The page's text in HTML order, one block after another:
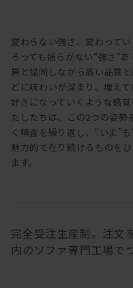
変わらない強さ、変わって
ろっても揺らがない“強さ”
房と協同しながら高い品質
どに味わいが深まり、増え
好きになっていくような感
たしたちは、この2つの姿勢
く精査を繰り返し、“いま”
魅力的で在り続けるものを
ます。
完全受注生産制。注文
内のソファ専門工場で